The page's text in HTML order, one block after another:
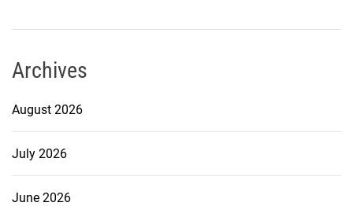
Archives
August 2026
July 2026
June 2026